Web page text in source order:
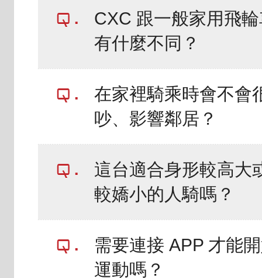
CXC 跟一般家用飛
有什麼不同？
在家裡騎乘時會不會
吵、影響鄰居？
這台適合身形較高大
較嬌小的人騎嗎？
需要連接 APP 才能
運動嗎？